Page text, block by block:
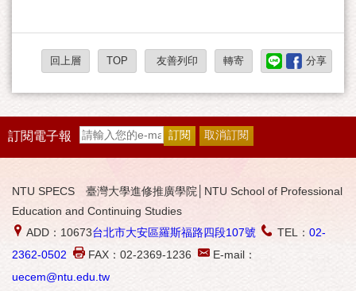
回上層 TOP 友善列印 轉寄 分享
訂閱電子報
NTU SPECS 臺灣大學進修推廣學院│NTU School of Professional
Education and Continuing Studies
ADD：10673台北市大安區羅斯福路四段107號 TEL： 02-
2362-0502
FAX：02-2369-1236
E-mail：
uecem@ntu.edu.tw